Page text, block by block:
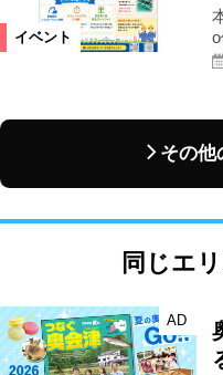
イベント
その他
同じエ
AD